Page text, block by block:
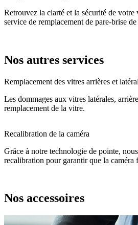
Retrouvez la clarté et la sécurité de votre
service de remplacement de pare-brise
Nos autres services
Remplacement des vitres arrières et
Les dommages aux vitres latérales,
remplacement de la vitre.
Recalibration de la caméra
Grâce à notre technologie de pointe,
recalibration pour garantir que la caméra
Nos accessoires